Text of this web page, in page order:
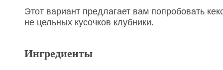
Этот вариант предлагает вам попробовать
не цельных кусочков клубники.
Ингредиенты